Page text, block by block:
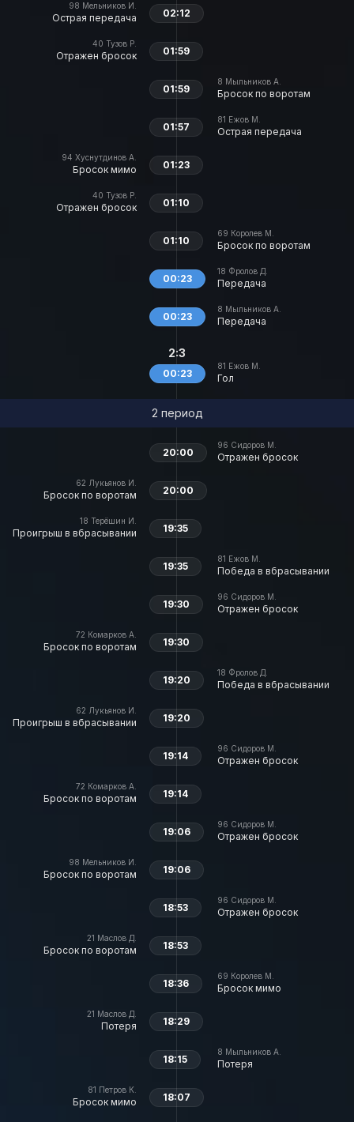
98 Мельников И.
Острая передача 02:12
40 Тузов Р.
Отражен бросок 01:59
8 Мыльников А.
Бросок по воротам
01:59
81 Ежов М.
Острая передача
01:57
94 Хуснутдинов А.
Бросок мимо 01:23
40 Тузов Р.
Отражен бросок 01:10
69 Королев М.
Бросок по воротам
01:10
18 Фролов Д.
Передача
00:23
8 Мыльников А.
Передача
00:23
81 Ежов М.
Гол
2:3
00:23
2 период
96 Сидоров М.
Отражен бросок
20:00
62 Лукьянов И.
Бросок по воротам 20:00
18 Терёшин И.
Проигрыш в вбрасывании 19:35
81 Ежов М.
Победа в вбрасывании
19:35
96 Сидоров М.
Отражен бросок
19:30
72 Комарков А.
Бросок по воротам 19:30
18 Фролов Д.
Победа в вбрасывании
19:20
62 Лукьянов И.
Проигрыш в вбрасывании 19:20
96 Сидоров М.
Отражен бросок
19:14
72 Комарков А.
Бросок по воротам 19:14
96 Сидоров М.
Отражен бросок
19:06
98 Мельников И.
Бросок по воротам 19:06
96 Сидоров М.
Отражен бросок
18:53
21 Маслов Д.
Бросок по воротам 18:53
69 Королев М.
Бросок мимо
18:36
21 Маслов Д.
Потеря 18:29
8 Мыльников А.
Потеря
18:15
81 Петров К.
Бросок мимо 18:07